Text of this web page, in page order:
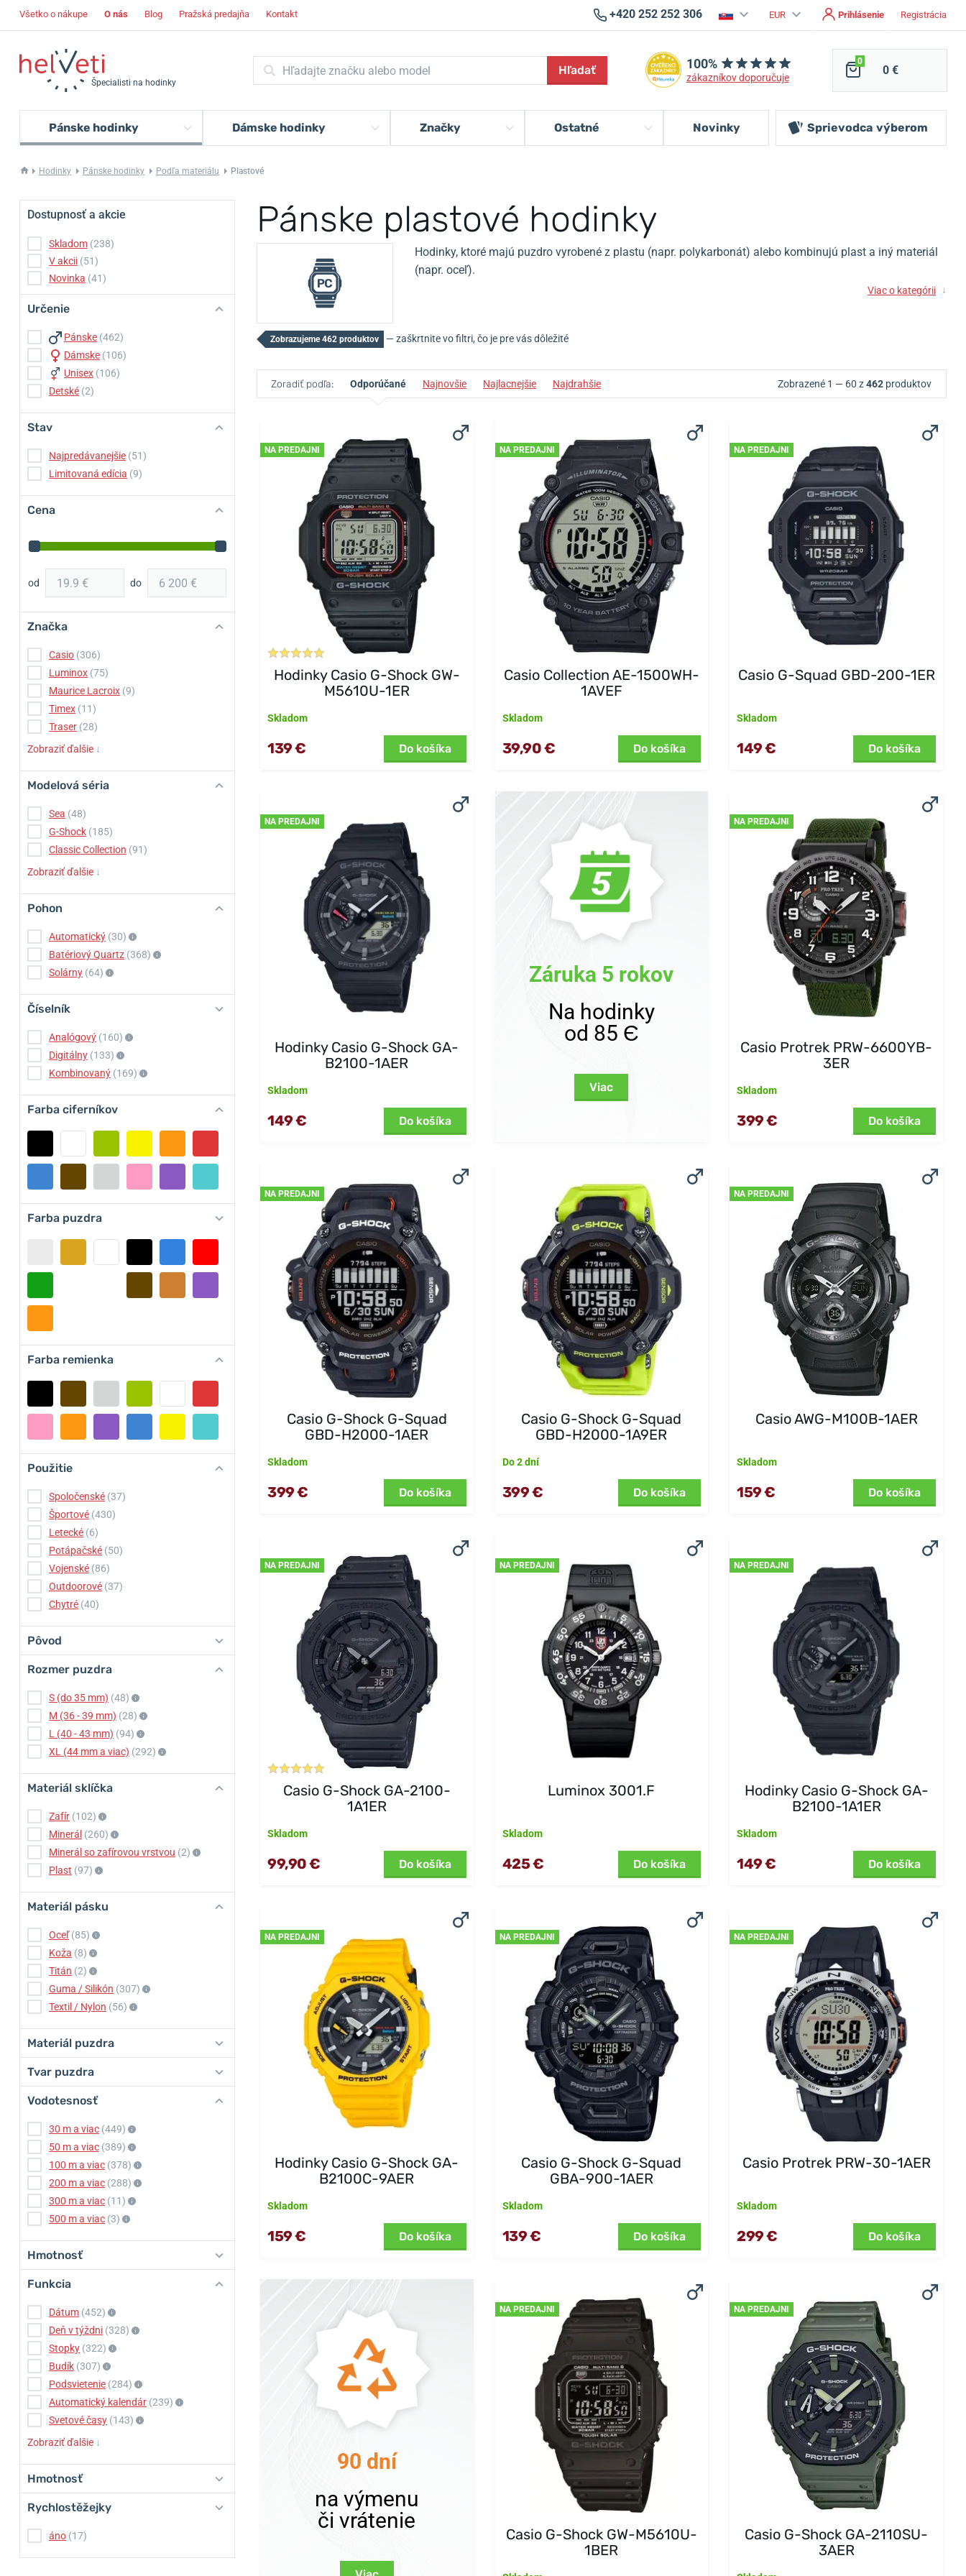
Všetko o nákupe O nás Blog Pražská predajňa Kontakt +420 252 252 306 EUR Prihlásenie Registrácia
Špecialisti na hodinky
Hľadať 100%
zákazníkov doporučuje
0
0 €
Pánske hodinky Dámske hodinky Značky Ostatné Novinky Sprievodca výberom
Hodinky Pánske hodinky Podľa materiálu Plastové
Pánske plastové hodinky
Hodinky, ktoré majú puzdro vyrobené z plastu (napr. polykarbonát) alebo kombinujú plast a iný materiál
(napr. oceľ).
Viac o kategórii ↓
Dostupnosť a akcie
Skladom (238)
V akcii (51)
Novinka (41)
Určenie
Pánske (462)
Dámske (106)
Unisex (106)
Detské (2)
Stav
Najpredávanejšie (51)
Limitovaná edícia (9)
Cena
od do
Značka
Casio (306)
Luminox (75)
Maurice Lacroix (9)
Timex (11)
Traser (28)
Zobraziť ďalšie ↓
Modelová séria
Sea (48)
G-Shock (185)
Classic Collection (91)
Zobraziť ďalšie ↓
Pohon
Automatický (30)
Batériový Quartz (368)
Solárny (64)
Číselník
Analógový (160)
Digitálny (133)
Kombinovaný (169)
Farba ciferníkov
Farba puzdra
Farba remienka
Použitie
Spoločenské (37)
Športové (430)
Letecké (6)
Potápačské (50)
Vojenské (86)
Outdoorové (37)
Chytré (40)
Pôvod
Rozmer puzdra
S (do 35 mm) (48)
M (36 - 39 mm) (28)
L (40 - 43 mm) (94)
XL (44 mm a viac) (292)
Materiál sklíčka
Zafír (102)
Minerál (260)
Minerál so zafírovou vrstvou (2)
Plast (97)
Materiál pásku
Oceľ (85)
Koža (8)
Titán (2)
Guma / Silikón (307)
Textil / Nylon (56)
Materiál puzdra
Tvar puzdra
Vodotesnosť
30 m a viac (449)
50 m a viac (389)
100 m a viac (378)
200 m a viac (288)
300 m a viac (11)
500 m a viac (3)
Hmotnosť
Funkcia
Dátum (452)
Deň v týždni (328)
Stopky (322)
Budík (307)
Podsvietenie (284)
Automatický kalendár (239)
Svetové časy (143)
Zobraziť ďalšie ↓
Hmotnosť
Rychlostěžejky
áno (17)
Zobrazujeme 462 produktov — zaškrtnite vo filtri, čo je pre vás dôležité
Zoradiť podľa: Odporúčané Najnovšie Najlacnejšie Najdrahšie Zobrazené 1 — 60 z462 produktov
NA PREDAJNI
Hodinky Casio G-Shock GW-
M5610U-1ER
Skladom
139 € Do košíka
NA PREDAJNI
Casio Collection AE-1500WH-
1AVEF
Skladom
39,90 € Do košíka
NA PREDAJNI
Casio G-Squad GBD-200-1ER
Skladom
149 € Do košíka
NA PREDAJNI
Hodinky Casio G-Shock GA-
B2100-1AER
Skladom
149 € Do košíka
Záruka 5 rokov
Na hodinky
od 85 Є
Viac
NA PREDAJNI
Casio Protrek PRW-6600YB-
3ER
Skladom
399 € Do košíka
NA PREDAJNI
Casio G-Shock G-Squad
GBD-H2000-1AER
Skladom
399 € Do košíka
Casio G-Shock G-Squad
GBD-H2000-1A9ER
Do 2 dní
399 € Do košíka
NA PREDAJNI
Casio AWG-M100B-1AER
Skladom
159 € Do košíka
NA PREDAJNI
Casio G-Shock GA-2100-
1A1ER
Skladom
99,90 € Do košíka
NA PREDAJNI
Luminox 3001.F
Skladom
425 € Do košíka
NA PREDAJNI
Hodinky Casio G-Shock GA-
B2100-1A1ER
Skladom
149 € Do košíka
NA PREDAJNI
Hodinky Casio G-Shock GA-
B2100C-9AER
Skladom
159 € Do košíka
NA PREDAJNI
Casio G-Shock G-Squad
GBA-900-1AER
Skladom
139 € Do košíka
NA PREDAJNI
Casio Protrek PRW-30-1AER
Skladom
299 € Do košíka
90 dní
na výmenu
či vrátenie
NA PREDAJNI
Casio G-Shock GW-M5610U-
1BER
NA PREDAJNI
Casio G-Shock GA-2110SU-
3AER